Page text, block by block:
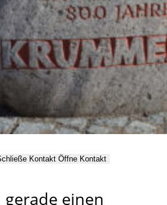
Kontakt Öffne Kontakt
gerade einen